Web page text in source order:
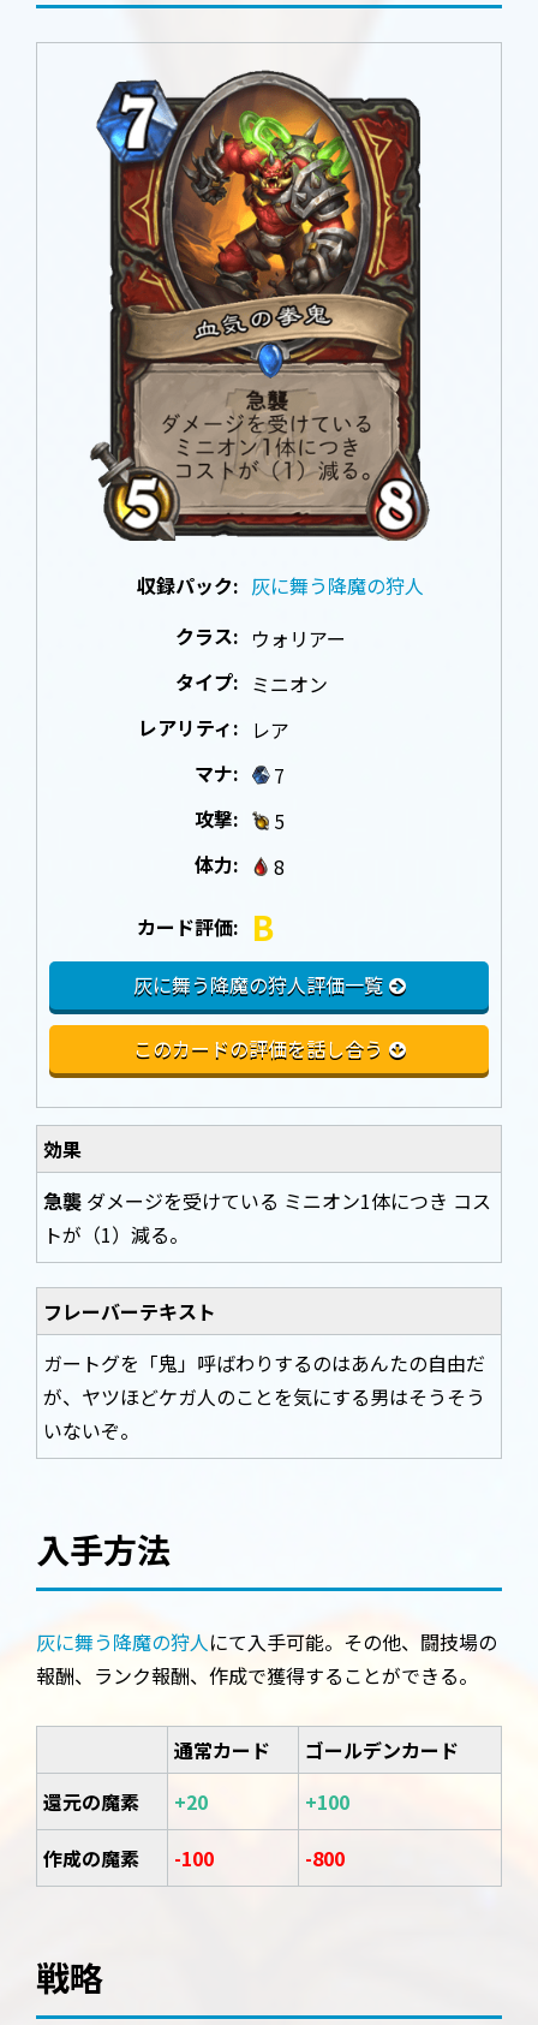
収録パック: 灰に舞う降魔の狩人
クラス: ウォリアー
タイプ: ミニオン
レアリティ: レア
マナ:
7
攻撃:
5
体力:
8
カード評価: B
灰に舞う降魔の狩人評価一覧
このカードの評価を話し合う
効果
急襲 ダメージを受けている ミニオン1体につき コス
トが（1）減る。
フレーバーテキスト
ガートグを「鬼」呼ばわりするのはあんたの自由だ
が、ヤツほどケガ人のことを気にする男はそうそう
いないぞ。
入手方法
灰に舞う降魔の狩人にて入手可能。その他、闘技場の
報酬、ランク報酬、作成で獲得することができる。
通常カード
ゴールデンカード
還元の魔素
+20
+100
作成の魔素
-100 -800
戦略